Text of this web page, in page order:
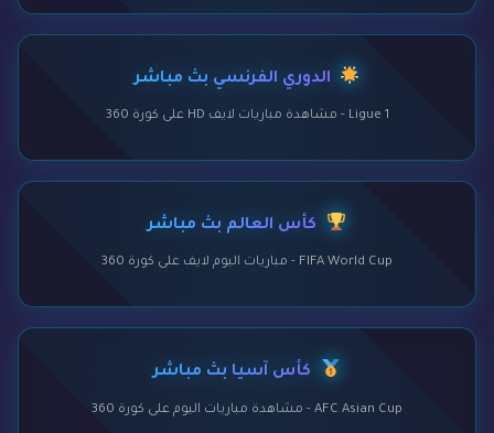
الدوري الفرنسي بث مباشر
Ligue 1 - مشاهدة مباريات لايف HD على كورة 360
كأس العالم بث مباشر
FIFA World Cup - مباريات اليوم لايف على كورة 360
كأس آسيا بث مباشر
AFC Asian Cup - مشاهدة مباريات اليوم على كورة 360